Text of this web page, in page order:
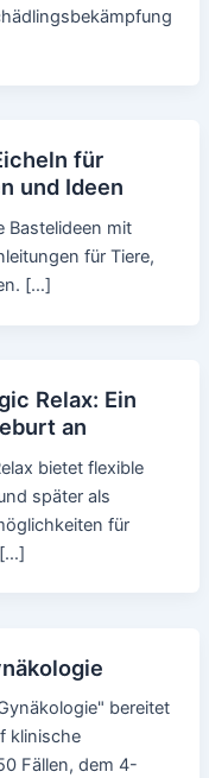
für
und Ideen
Bastelideen mit
für Tiere,
[…]
Relax: Ein
an
bietet flexible
später als
für
bereitet
klinische
Fällen, dem 4-